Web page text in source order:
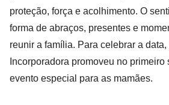
proteção, força e acolhimento. O
forma de abraços, presentes e
reunir a família. Para celebrar a data,
Incorporadora promoveu no
evento especial para as mamães.